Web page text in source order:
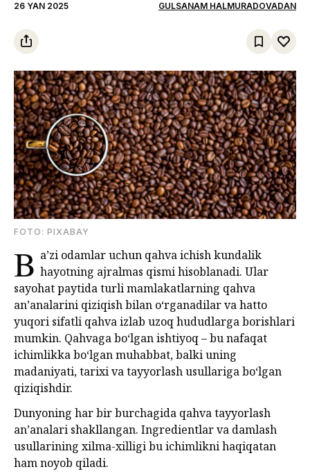
26 YAN 2025 GULSANAM HALMURADOVADAN
FOTO: PIXABAY
B a’zi odamlar uchun qahva ichish kundalik
hayotning ajralmas qismi hisoblanadi. Ular
sayohat paytida turli mamlakatlarning qahva
an’analarini qiziqish bilan o‘rganadilar va hatto
yuqori sifatli qahva izlab uzoq hududlarga borishlari
mumkin. Qahvaga bo‘lgan ishtiyoq – bu nafaqat
ichimlikka bo‘lgan muhabbat, balki uning
madaniyati, tarixi va tayyorlash usullariga bo‘lgan
qiziqishdir.
Dunyoning har bir burchagida qahva tayyorlash
an’analari shakllangan. Ingredientlar va damlash
usullarining xilma-xilligi bu ichimlikni haqiqatan
ham noyob qiladi.